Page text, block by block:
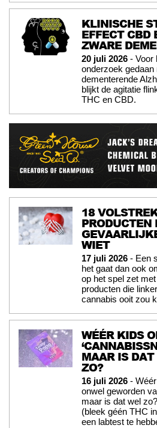
KLINISCHE
EFFECT CBD
ZWARE
20 juli 2026 - Voor
onderzoek
dementerende
blijkt de agitatie
THC en CBD.
18
PRODUCTEN
WIET
17 juli 2026 - Een
het gaat dan ook
op het spel zet
producten die
cannabis ooit zou
WÉÉR KIDS
MAAR IS
ZO?
16 juli 2026 -
onwel geworden
maar is dat wel
(bleek géén THC
een labtest te